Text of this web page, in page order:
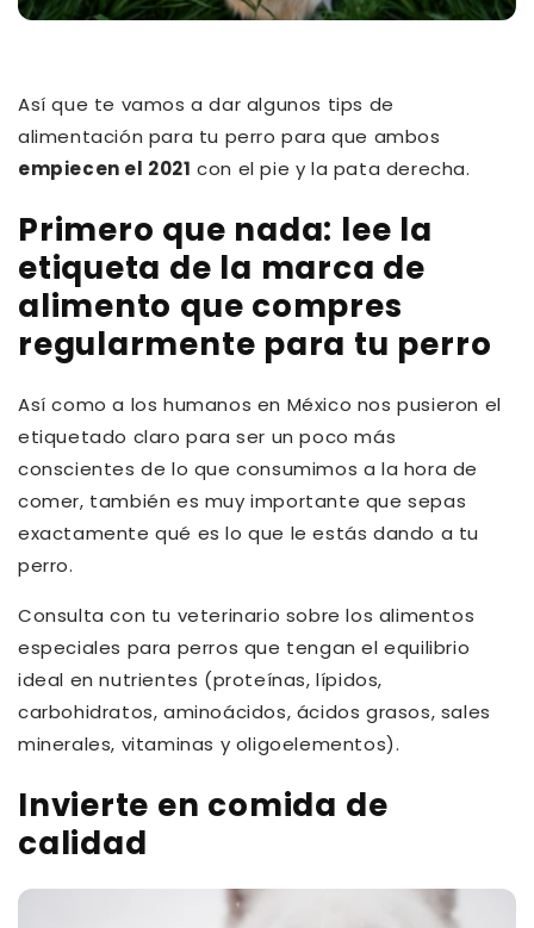
Así que te vamos a dar algunos tips de
alimentación para tu perro para que ambos
empiecen el 2021 con el pie y la pata derecha.
Primero que nada: lee la
etiqueta de la marca de
alimento que compres
regularmente para tu perro
Así como a los humanos en México nos pusieron el
etiquetado claro para ser un poco más
conscientes de lo que consumimos a la hora de
comer, también es muy importante que sepas
exactamente qué es lo que le estás dando a tu
perro.
Consulta con tu veterinario sobre los alimentos
especiales para perros que tengan el equilibrio
ideal en nutrientes (proteínas, lípidos,
carbohidratos, aminoácidos, ácidos grasos, sales
minerales, vitaminas y oligoelementos).
Invierte en comida de
calidad